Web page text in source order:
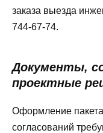
заказа выезда
744-67-74.
Документы,
проектные
Оформление
согласований